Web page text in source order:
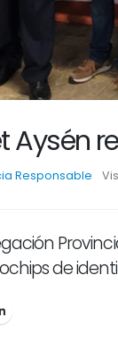
Aysén
Responsable
de